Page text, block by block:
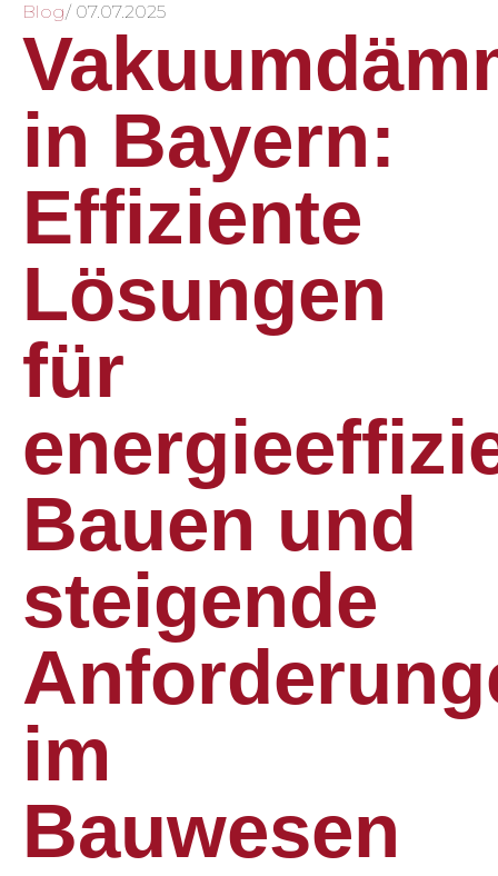
Blog/ 07.07.2025
in Bayern:
Effiziente
Lösungen
für
Bauen und
steigende
im
Bauwesen